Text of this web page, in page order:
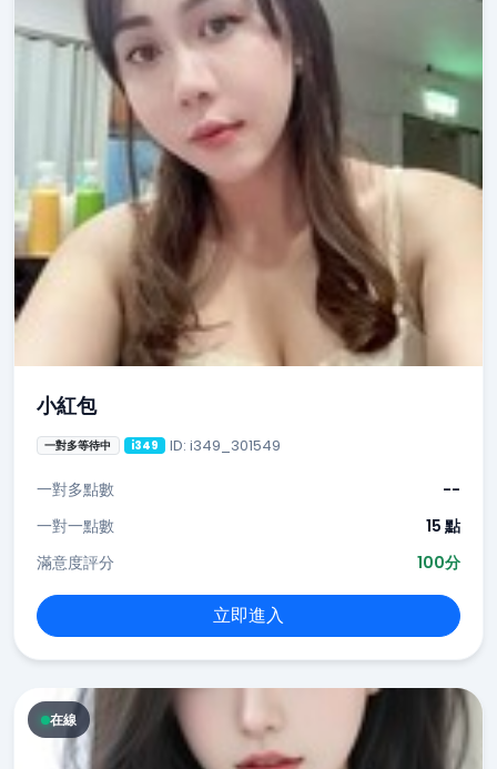
小紅包
一對多等待中 i349 ID: i349_301549
一對多點數
--
一對一點數
15 點
滿意度評分
100分
立即進入
在線